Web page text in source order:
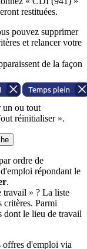
restituées.
pouvez supprimer
et relancer votre
de la façon
un ou tout
réinitialiser ».
ordre de
répondant le
.
travail » ? La liste
critères. Parmi
dont le lieu de travail
offres d'emploi via